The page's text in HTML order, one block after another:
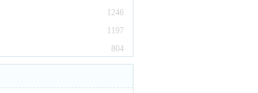
1246
1197
804